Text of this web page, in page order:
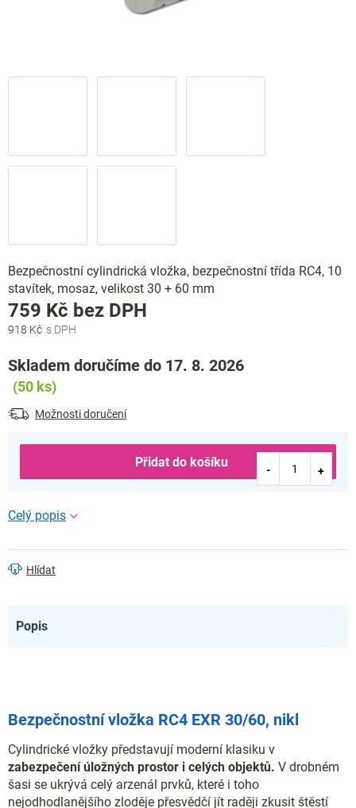
Bezpečnostní cylindrická vložka, bezpečnostní třída RC4, 10
stavítek, mosaz, velikost 30 + 60 mm
918 Kč
759 Kč bez DPH
Skladem doručíme do 17. 8. 2026
(50 ks)
Možnosti doručení
Přidat do košíku
Hlídat
Popis
Bezpečnostní vložka RC4 EXR 30/60, nikl
Cylindrické vložky představují moderní klasiku v
zabezpečení úložných prostor i celých objektů. V drobném
šasi se ukrývá celý arzenál prvků, které i toho
nejodhodlanějšího zloděje přesvědčí jít raději zkusit štěstí